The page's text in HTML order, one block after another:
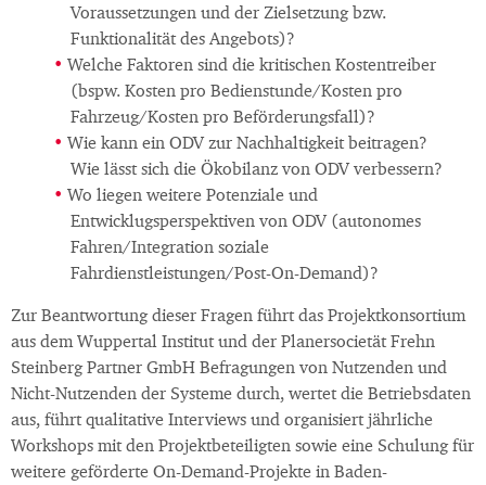
Voraussetzungen und der Zielsetzung bzw.
Funktionalität des Angebots)?
Welche Faktoren sind die kritischen Kostentreiber
(bspw. Kosten pro Bedienstunde/Kosten pro
Fahrzeug/Kosten pro Beförderungsfall)?
Wie kann ein ODV zur Nachhaltigkeit beitragen?
Wie lässt sich die Ökobilanz von ODV verbessern?
Wo liegen weitere Potenziale und
Entwicklugsperspektiven von ODV (autonomes
Fahren/Integration soziale
Fahrdienstleistungen/Post-On-Demand)?
Zur Beantwortung dieser Fragen führt das Projektkonsortium
aus dem Wuppertal Institut und der Planersocietät Frehn
Steinberg Partner GmbH Befragungen von Nutzenden und
Nicht-Nutzenden der Systeme durch, wertet die Betriebsdaten
aus, führt qualitative Interviews und organisiert jährliche
Workshops mit den Projektbeteiligten sowie eine Schulung für
weitere geförderte On-Demand-Projekte in Baden-